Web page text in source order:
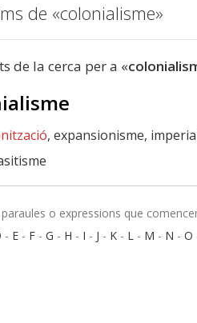
de «colonialisme»
de la cerca per a «
, expansionisme,
o expressions que
- E - F - G - H - I - J - K - L - M - N - O